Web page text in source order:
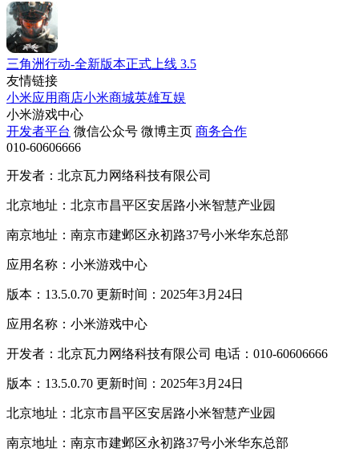
三角洲行动-全新版本正式上线 3.5
友情链接
小米应用商店小米商城英雄互娱
小米游戏中心
开发者平台 微信公众号 微博主页 商务合作
010-60606666
开发者：北京瓦力网络科技有限公司
北京地址：北京市昌平区安居路小米智慧产业园
南京地址：南京市建邺区永初路37号小米华东总部
应用名称：小米游戏中心
版本：13.5.0.70 更新时间：2025年3月24日
应用名称：小米游戏中心
开发者：北京瓦力网络科技有限公司 电话：010-60606666
版本：13.5.0.70 更新时间：2025年3月24日
北京地址：北京市昌平区安居路小米智慧产业园
南京地址：南京市建邺区永初路37号小米华东总部